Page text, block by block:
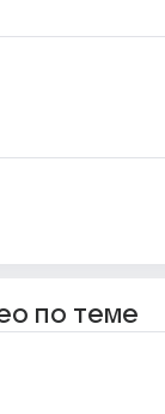
по теме